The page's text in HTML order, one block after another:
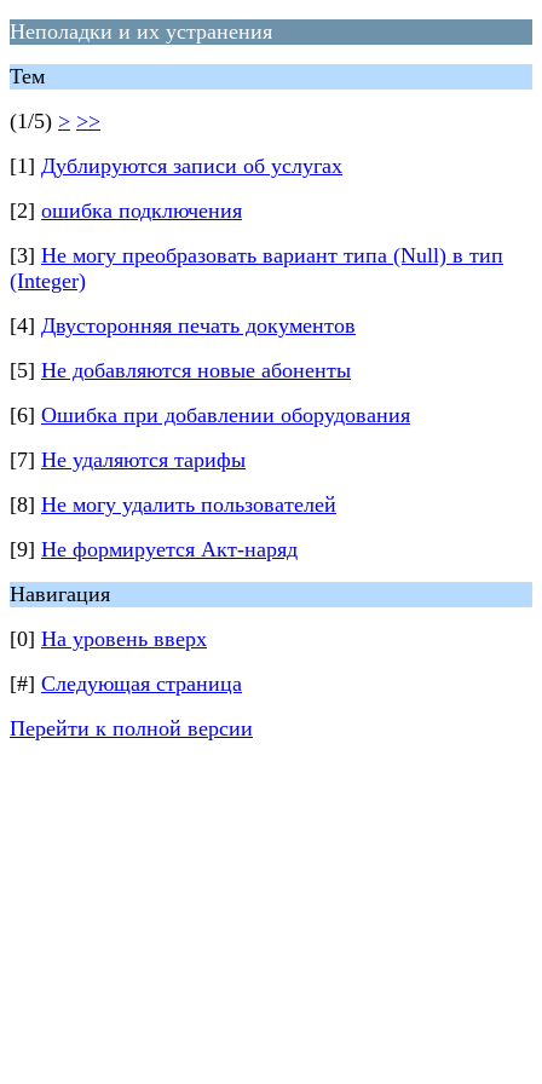
Неполадки и их устранения
Тем
(1/5) > >>
[1] Дублируются записи об услугах
[2] ошибка подключения
[3] Не могу преобразовать вариант типа (Null) в тип
(Integer)
[4] Двусторонняя печать документов
[5] Не добавляются новые абоненты
[6] Ошибка при добавлении оборудования
[7] Не удаляются тарифы
[8] Не могу удалить пользователей
[9] Не формируется Акт-наряд
Навигация
[0] На уровень вверх
[#] Следующая страница
Перейти к полной версии